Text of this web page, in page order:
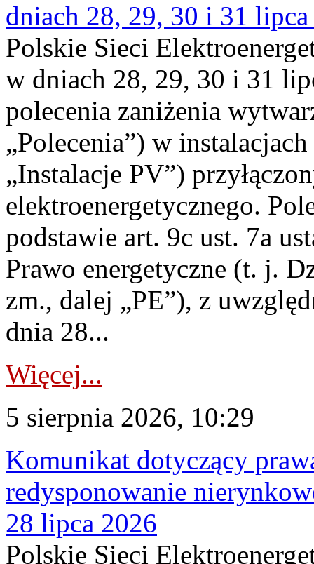
dniach 28, 29, 30 i 31
Polskie Sieci
w dniach 28, 29, 30 i 31
polecenia zaniżenia
„Polecenia”) w
„Instalacje PV”)
elektroenergetycznego.
podstawie art. 9c ust. 7a
Prawo energetyczne (t. j.
zm., dalej „PE”), z
dnia 28...
Więcej...
5 sierpnia 2026, 10:29
Komunikat dotyczący
redysponowanie
28 lipca 2026
Polskie Sieci